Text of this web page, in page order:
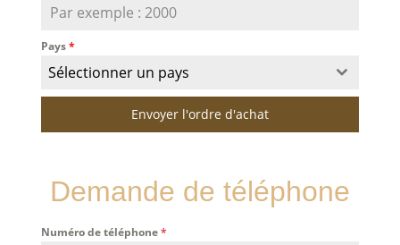
Pays*
Sélectionner un pays
Envoyer l'ordre d'achat
Demande de téléphone
Numéro de téléphone*